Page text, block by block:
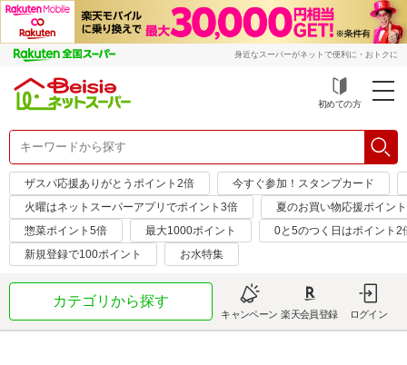
身近なスーパーがネットで便利に・おトクに
初めての方
ザスパ応援ありがとうポイント2倍
今すぐ参加！スタンプカード
火曜はネットスーパーアプリでポイント3倍
夏のお買い物応援ポイン
惣菜ポイント5倍
最大1000ポイント
0と5のつく日はポイント2
新規登録で100ポイント
お水特集
カテゴリから探す
キャンペーン 楽天会員登録 ログイン